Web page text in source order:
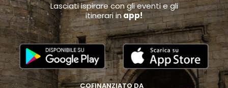
Lasciati ispirare con gli eventi e gli
itinerari inapp!
COFINANZIATO DA